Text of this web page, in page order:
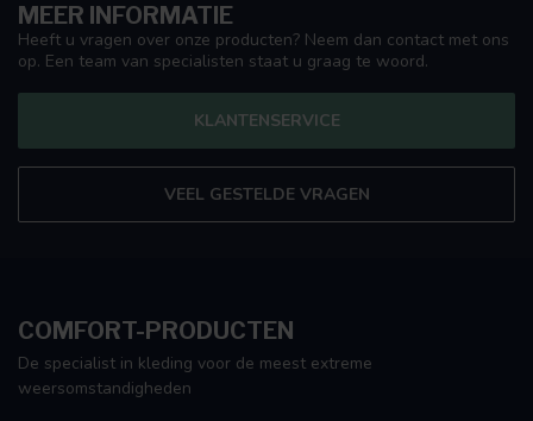
MEER INFORMATIE
Heeft u vragen over onze producten? Neem dan contact met ons
op. Een team van specialisten staat u graag te woord.
KLANTENSERVICE
VEEL GESTELDE VRAGEN
COMFORT-PRODUCTEN
De specialist in kleding voor de meest extreme
weersomstandigheden